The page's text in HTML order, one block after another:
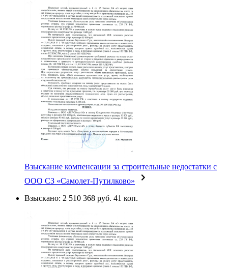
Взыскание компенсации за строительные недостатки с
ООО СЗ «Самолет-Путилково»
Взыскано: 2 510 368 руб. 41 коп.